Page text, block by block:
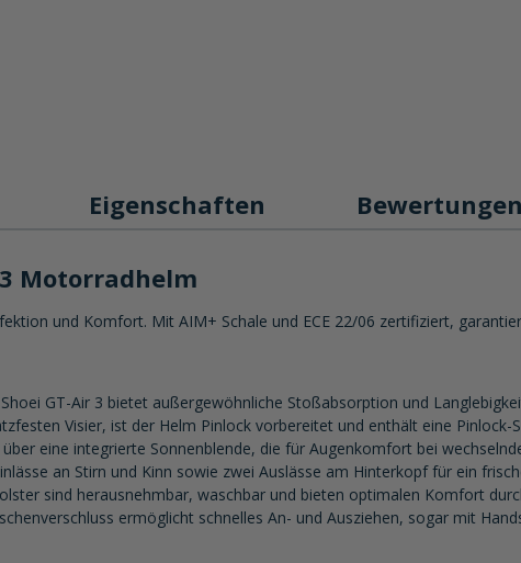
Eigenschaften Bewertungen
Motorradhelm
und Komfort. Mit AIM+ Schale und ECE 22/06 zertifiziert,
GT-Air 3 bietet außergewöhnliche Stoßabsorption und
Visier, ist der Helm Pinlock vorbereitet und enthält eine Pinlock-
eine integrierte Sonnenblende, die für Augenkomfort bei
an Stirn und Kinn sowie zwei Auslässe am Hinterkopf für ein
sind herausnehmbar, waschbar und bieten optimalen Komfort
ermöglicht schnelles An- und Ausziehen, sogar mit